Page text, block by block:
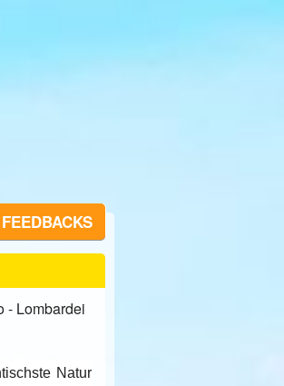
FEEDBACKS
- Lombardei
Natur